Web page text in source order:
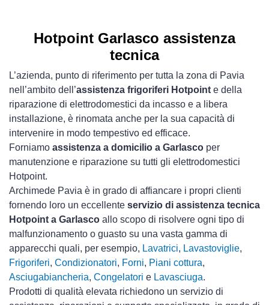
Hotpoint Garlasco assistenza
tecnica
L’azienda, punto di riferimento per tutta la zona di Pavia
nell’ambito dell’assistenza frigoriferi Hotpoint e della
riparazione di elettrodomestici da incasso e a libera
installazione, è rinomata anche per la sua capacità di
intervenire in modo tempestivo ed efficace.
Forniamo assistenza a domicilio a Garlasco per
manutenzione e riparazione su tutti gli elettrodomestici
Hotpoint.
Archimede Pavia è in grado di affiancare i propri clienti
fornendo loro un eccellente servizio di assistenza tecnica
Hotpoint a Garlasco allo scopo di risolvere ogni tipo di
malfunzionamento o guasto su una vasta gamma di
apparecchi quali, per esempio, Lavatrici, Lavastoviglie,
Frigoriferi, Condizionatori, Forni, Piani cottura,
Asciugabiancheria, Congelatori e Lavasciuga.
Prodotti di qualità elevata richiedono un servizio di